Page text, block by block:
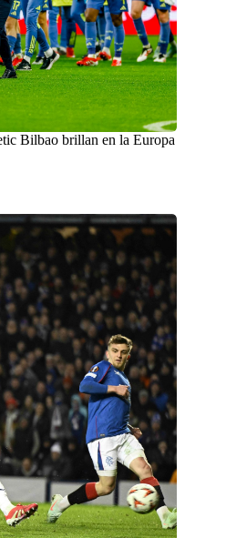
Bilbao brillan en la Europa